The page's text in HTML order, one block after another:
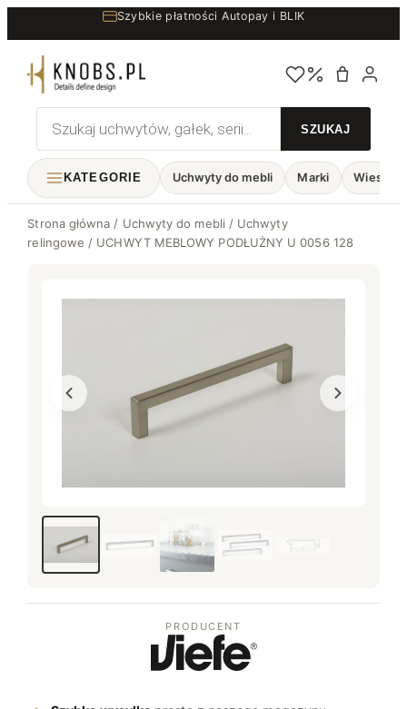
do
treści
Szybkie płatności Autopay i BLIK
Wyszukiwarka
produktów
KATEGORIE Uchwyty do mebli Marki
Strona główna / Uchwyty do mebli / Uchwyty
relingowe / UCHWYT MEBLOWY PODŁUŻNY U 0056 128
PRODUCENT